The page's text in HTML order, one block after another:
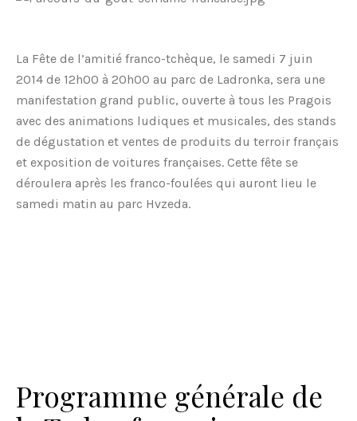
La Fête de l’amitié franco-tchèque, le samedi 7 juin
2014 de 12h00 à 20h00 au parc de Ladronka, sera une
manifestation grand public, ouverte à tous les Pragois
avec des animations ludiques et musicales, des stands
de dégustation et ventes de produits du terroir français
et exposition de voitures françaises. Cette fête se
déroulera après les franco-foulées qui auront lieu le
samedi matin au parc Hvzeda.
Programme générale de